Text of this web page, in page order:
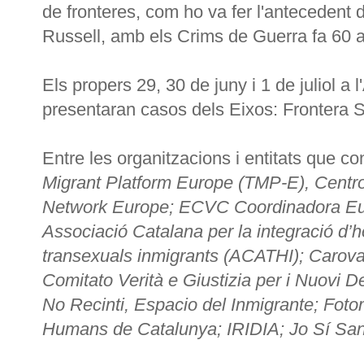
de fronteres, com ho va fer l'antecedent
Russell, amb els Crims de Guerra fa 60
Els propers 29, 30 de juny i 1 de juliol a
presentaran casos dels Eixos: Frontera
Entre les organitzacions i entitats que
Migrant Platform Europe (TMP-E),
Network Europe; ECVC Coordinadora
Associació Catalana per la integració
transexuals inmigrants (ACATHI);
Comitato Verità e Giustizia per i Nuovi
No Recinti, Espacio del Inmigrante;
Humans de Catalunya; IRIDIA; Jo Sí